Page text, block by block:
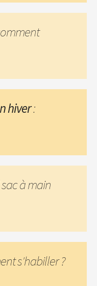
hiver:
à main
s'habiller ?